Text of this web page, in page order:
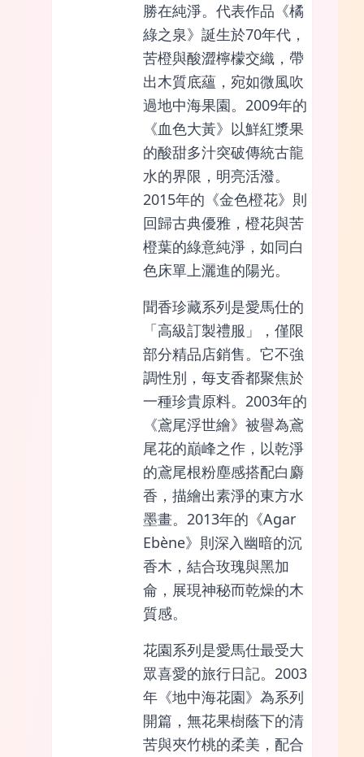
勝在純淨。代表作品《橘
綠之泉》誕生於70年代，
苦橙與酸澀檸檬交織，帶
出木質底蘊，宛如微風吹
過地中海果園。2009年的
《血色大黃》以鮮紅漿果
的酸甜多汁突破傳統古龍
水的界限，明亮活潑。
2015年的《金色橙花》則
回歸古典優雅，橙花與苦
橙葉的綠意純淨，如同白
色床單上灑進的陽光。
聞香珍藏系列是愛馬仕的
「高級訂製禮服」，僅限
部分精品店銷售。它不強
調性別，每支香都聚焦於
一種珍貴原料。2003年的
《鳶尾浮世繪》被譽為鳶
尾花的巔峰之作，以乾淨
的鳶尾根粉塵感搭配白麝
香，描繪出素淨的東方水
墨畫。2013年的《Agar
Ebène》則深入幽暗的沉
香木，結合玫瑰與黑加
侖，展現神秘而乾燥的木
質感。
花園系列是愛馬仕最受大
眾喜愛的旅行日記。2003
年《地中海花園》為系列
開篇，無花果樹蔭下的清
苦與夾竹桃的柔美，配合